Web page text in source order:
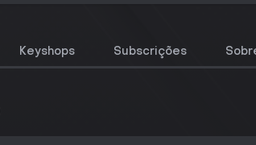
Keyshops Subscrições